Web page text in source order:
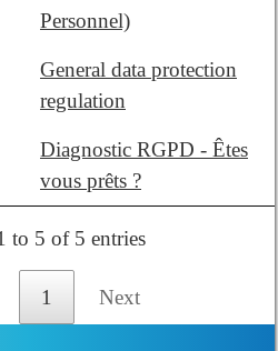
Personnel)
General data protection
regulation
Diagnostic RGPD - Êtes
vous prêts ?
to 5 of 5 entries
1 Next